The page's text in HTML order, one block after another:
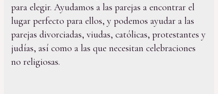
para elegir. Ayudamos a las parejas a encontrar el
lugar perfecto para ellos, y podemos ayudar a las
parejas divorciadas, viudas, católicas, protestantes y
judías, así como a las que necesitan celebraciones
no religiosas.